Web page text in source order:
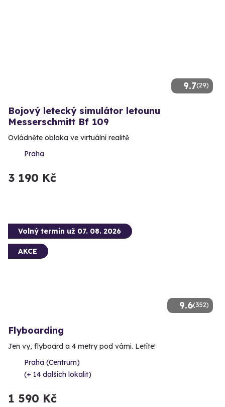
9.7(29)
Bojový letecký simulátor letounu
Messerschmitt Bf 109
Ovládněte oblaka ve virtuální realitě
Praha
3 190 Kč
9.6(352)
Volný termín už 07. 08. 2026
AKCE
Flyboarding
Jen vy, flyboard a 4 metry pod vámi. Letíte!
Praha (Centrum)
(+ 14 dalších lokalit)
1 590 Kč